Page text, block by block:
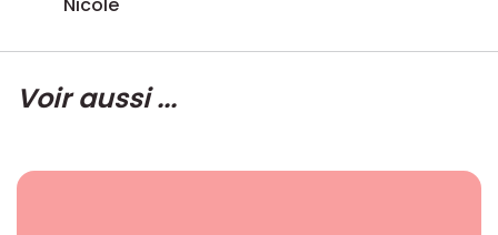
Voir aussi ...